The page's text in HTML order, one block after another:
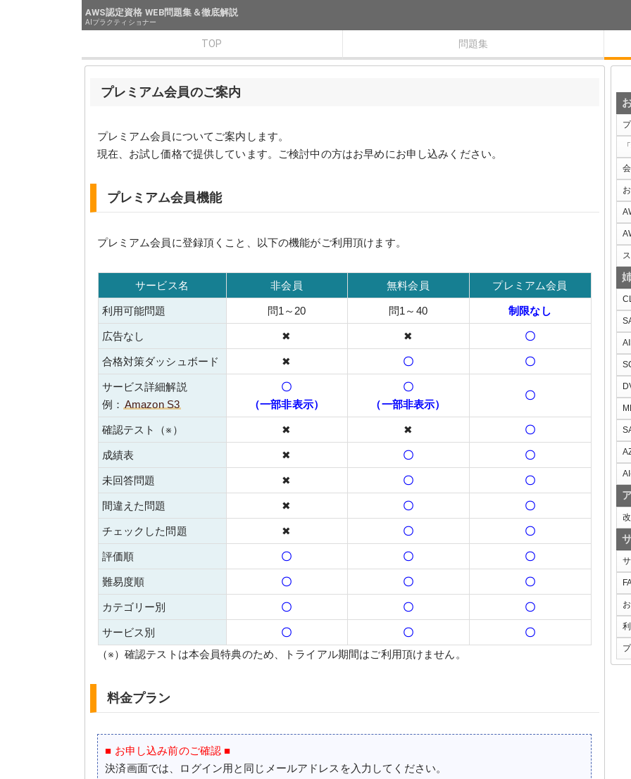
AWS認定資格 WEB問題集＆徹底解説
AIプラクティショナー
TOP 問題集
プレミアム会員のご案内
プレミアム会員についてご案内します。
現在、お試し価格で提供しています。ご検討中の方はお早めにお申し込みください。
プレミアム会員機能
プレミアム会員に登録頂くこと、以下の機能がご利用頂けます。
サービス名 非会員 無料会員 プレミアム会員
利用可能問題 問1～20 問1～40 制限なし
広告なし ✖ ✖ 〇
合格対策ダッシュボード ✖ 〇 〇
サービス詳細解説
例： Amazon S3
〇
（一部非表示）
〇
（一部非表示）
〇
確認テスト（※） ✖ ✖ 〇
成績表 ✖ 〇 〇
未回答問題 ✖ 〇 〇
間違えた問題 ✖ 〇 〇
チェックした問題 ✖ 〇 〇
評価順 〇 〇 〇
難易度順 〇 〇 〇
カテゴリー別 〇 〇 〇
サービス別 〇 〇
〇
（※）確認テストは本会員特典のため、トライアル期間はご利用頂けません。
料金プラン
■ お申し込み前のご確認 ■
決済画面では、ログイン用と同じメールアドレスを入力してください。